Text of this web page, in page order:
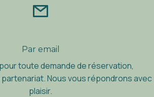
Par email
toute demande de réservation,
partenariat. Nous vous répondrons avec
plaisir.